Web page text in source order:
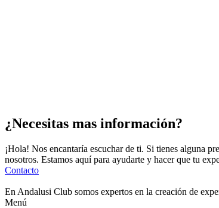
¿Necesitas mas información?
¡Hola! Nos encantaría escuchar de ti. Si tienes alguna
nosotros. Estamos aquí para ayudarte y hacer que tu
Contacto
En Andalusi Club somos expertos en la creación de
Menú